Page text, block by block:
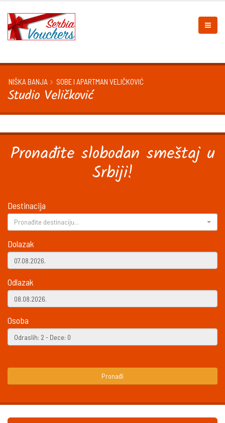
NIŠKA BANJA SOBE I APARTMAN VELIČKOVIĆ
Studio Veličković
Pronađite slobodan smeštaj u
Srbiji!
Destinacija
Pronađite destinaciju...
Dolazak
Odlazak
Osoba
Pronađi